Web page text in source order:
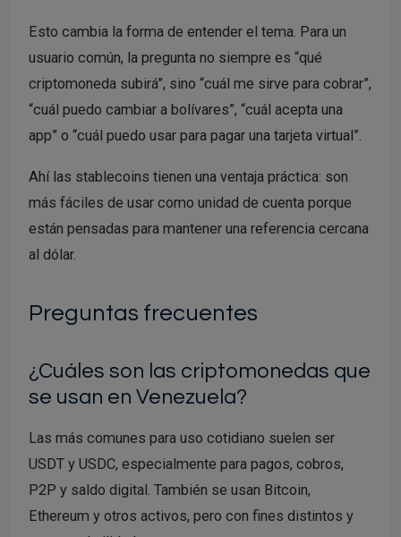
Esto cambia la forma de entender el tema. Para un
usuario común, la pregunta no siempre es “qué
criptomoneda subirá”, sino “cuál me sirve para cobrar”,
“cuál puedo cambiar a bolívares”, “cuál acepta una
app” o “cuál puedo usar para pagar una tarjeta virtual”.
Ahí las stablecoins tienen una ventaja práctica: son
más fáciles de usar como unidad de cuenta porque
están pensadas para mantener una referencia cercana
al dólar.
Preguntas frecuentes
¿Cuáles son las criptomonedas que
se usan en Venezuela?
Las más comunes para uso cotidiano suelen ser
USDT y USDC, especialmente para pagos, cobros,
P2P y saldo digital. También se usan Bitcoin,
Ethereum y otros activos, pero con fines distintos y